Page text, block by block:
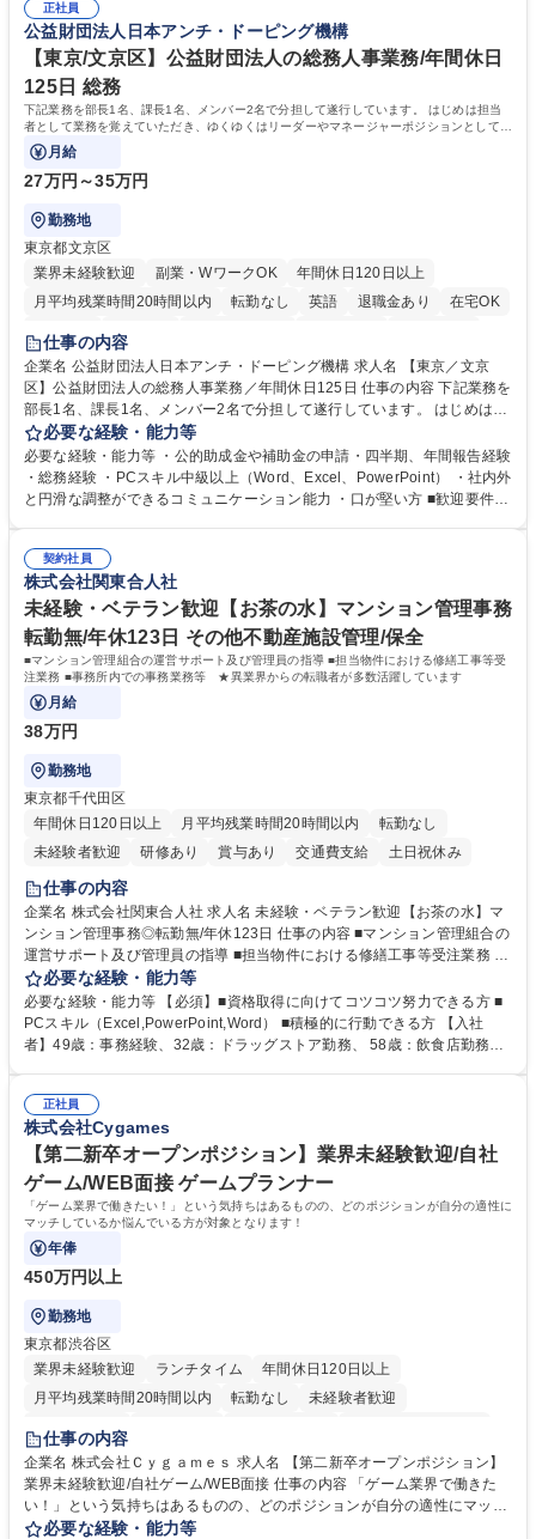
道路施設や道路工事現場の見学ツアー事業 ※入社後は上記いずれかの部門
へ配属。※業務内容変更の範囲：会社の定める業務 募集職種 【都庁グル
ープ】総合職（事務）◇残業月平均9時間未満／有給年平均16日取得
部門など多岐に渡る業務を経験できます。 ■様々なプロジェクト：駐車場
事業の他、新宿駅西口広場内に設置された照明を兼ねた広告「ブライトサ
イン」の管理運営を行うなど、事業収益を生み出す活動を積極的に行って
います。 学歴・資格 学歴：大学院 大学 高専 短大 専修学校 高校 語学力：
資格：
正社員
公益財団法人日本アンチ・ドーピング機構
【東京/文京区】公益財団法人の総務人事業務/年間休日
125日 総務
下記業務を部長1名、課長1名、メンバー2名で分担して遂行しています。 はじめは担当
者として業務を覚えていただき、ゆくゆくはリーダーやマネージャーポジションとして活
躍いただくことを期待しています。
月給
27万円～35万円
勤務地
東京都文京区
業界未経験歓迎
副業・WワークOK
年間休日120日以上
月平均残業時間20時間以内
転勤なし 英語 退職金あり
在宅OK
賞与あり
育休あり
食事補助あり
仕事の内容
企業名 公益財団法人日本アンチ・ドーピング機構 求人名 【東京／文京
区】公益財団法人の総務人事業務／年間休日125日 仕事の内容 下記業務を
部長1名、課長1名、メンバー2名で分担して遂行しています。 はじめは担
当者として業務を覚えていただき、ゆくゆくはリーダーやマネージャーポ
ジションとして活躍いただくことを期待しています。 【総務・人事グルー
プの業務内容】 ・人事制度関連 ・採用活動 ・教育研修の企画、実行 ・勤
怠管理 ・官公庁への各種提出 ・法定の会議運営（評議員会、理事会） ・
管理 ・福利厚生関連 ・職員からの問合せ、相談対応 ・その他日常の総務
業務全般 募集職種 【東京／文京区】公益財団法人の総務人事業務／年間
休日125日
必要な経験・能力等
必要な経験・能力等 ・公的助成金や補助金の申請・四半期、年間報告経験
・総務経験 ・PCスキル中級以上（Word、Excel、PowerPoint） ・社内外
と円滑な調整ができるコミュニケーション能力 ・口が堅い方 ■歓迎要件
契約社員
株式会社関東合人社
未経験・ベテラン歓迎【お茶の水】マンション管理事務
転勤無/年休123日 その他不動産施設管理/保全
■マンション管理組合の運営サポート及び管理員の指導 ■担当物件における修繕工事等受
注業務 ■事務所内での事務業務等 ★異業界からの転職者が多数活躍しています
月給
38万円
勤務地
東京都千代田区
年間休日120日以上
月平均残業時間20時間以内
転勤なし
未経験者歓迎
研修あり 賞与あり 交通費支給 土日祝休み
仕事の内容
企業名 株式会社関東合人社 求人名 未経験・ベテラン歓迎【お茶の水】マ
ンション管理事務◎転勤無/年休123日 仕事の内容 ■マンション管理組合の
運営サポート及び管理員の指導 ■担当物件における修繕工事等受注業務 ■
事務所内での事務業務等 ★異業界からの転職者が多数活躍しています
【年収補足】532万円 ＋別途インセンティヴで平均約100万円/年（昨年度
実績） ＋管理業務主任者資格手当50,000円/月 ★親会社である株式会社合
人社計画研究所社のグループ会社として、質の高いサービスと適性価格を
無/年休123日
必要な経験・能力等
必要な経験・能力等 【必須】■資格取得に向けてコツコツ努力できる方 ■
PCスキル（Excel,PowerPoint,Word） ■積極的に行動できる方 【入社
者】49歳：事務経験、32歳：ドラッグストア勤務、 58歳：飲食店勤務
得出来ております！ 【魅力】■フレックス制度、未経験からでも下限年収
を一律支給！ ■管理業務主任者資格取得後には50,000円/月の手当あり！
学歴・資格 学歴：大学院 大学 高専 短大 専修学校 高校 語学力： 資格：第
一種運転免許普通自動車
正社員
株式会社Cygames
【第二新卒オープンポジション】業界未経験歓迎/自社
ゲーム/WEB面接 ゲームプランナー
「ゲーム業界で働きたい！」という気持ちはあるものの、どのポジションが自分の適性に
マッチしているか悩んでいる方が対象となります！
年俸
450万円以上
勤務地
東京都渋谷区
業界未経験歓迎
ランチタイム
年間休日120日以上
月平均残業時間20時間以内
転勤なし
未経験者歓迎
住宅手当あり
交通費支給
土日祝休み 服装自由 昼食補助あり
第二新卒歓迎
食事補助あり
仕事の内容
企業名 株式会社Ｃｙｇａｍｅｓ 求人名 【第二新卒オープンポジション】
業界未経験歓迎/自社ゲーム/WEB面接 仕事の内容 「ゲーム業界で働きた
い！」という気持ちはあるものの、どのポジションが自分の適性にマッチ
しているか悩んでいる方が対象となります！ 総合職（プランナー/データ
必要な経験・能力等